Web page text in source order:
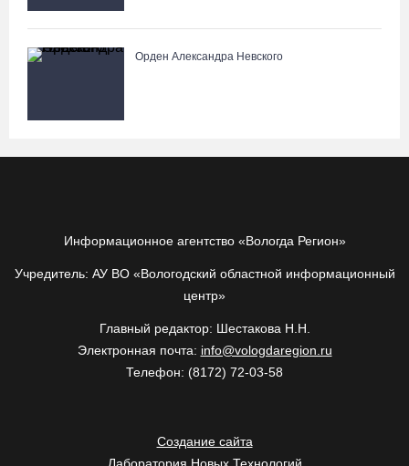
Орден Александра Невского
Информационное агентство «Вологда Регион»
Учредитель: АУ ВО «Вологодский областной информационный
центр»
Главный редактор: Шестакова Н.Н.
Электронная почта: info@vologdaregion.ru
Телефон: (8172) 72-03-58
Создание сайта